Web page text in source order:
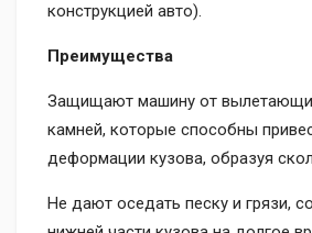
конструкцией авто).
Преимущества
Защищают машину от
камней, которые способны
деформации кузова, образуя
Не дают оседать песку и грязи,